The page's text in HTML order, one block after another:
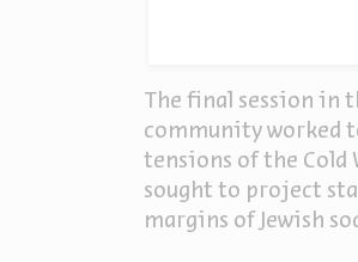
The final session in
community worked
tensions of the Cold
sought to project
margins of Jewish